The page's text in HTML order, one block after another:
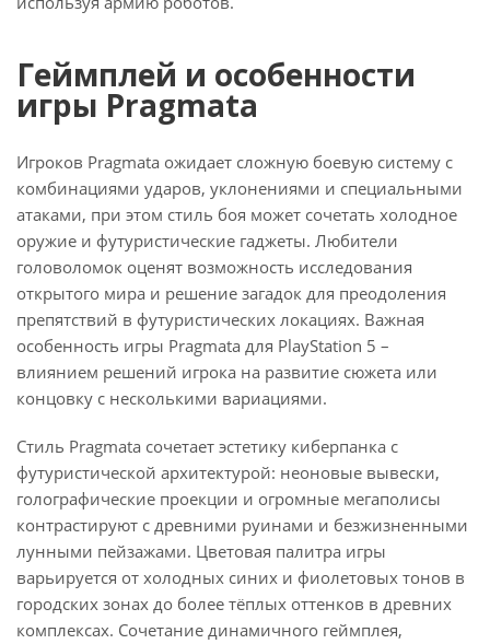
Геймплей и особенности
игры Pragmata
Игроков Pragmata ожидает сложную боевую систему с
комбинациями ударов, уклонениями и специальными
атаками, при этом стиль боя может сочетать холодное
оружие и футуристические гаджеты. Любители
головоломок оценят возможность исследования
открытого мира и решение загадок для преодоления
препятствий в футуристических локациях. Важная
особенность игры Pragmata для PlayStation 5 –
влиянием решений игрока на развитие сюжета или
концовку с несколькими вариациями.
Стиль Pragmata сочетает эстетику киберпанка с
футуристической архитектурой: неоновые вывески,
голографические проекции и огромные мегаполисы
контрастируют с древними руинами и безжизненными
лунными пейзажами. Цветовая палитра игры
варьируется от холодных синих и фиолетовых тонов в
городских зонах до более тёплых оттенков в древних
комплексах. Сочетание динамичного геймплея,